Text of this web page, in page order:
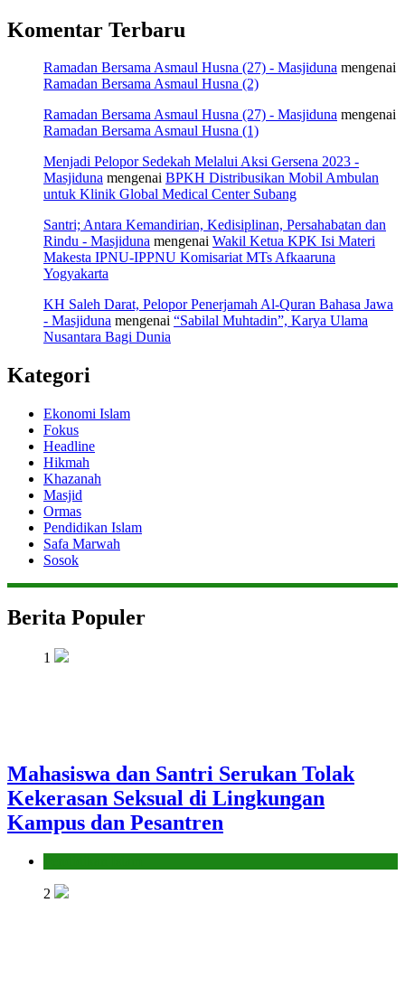
Komentar Terbaru
Ramadan Bersama Asmaul Husna (27) - Masjiduna mengenai
Ramadan Bersama Asmaul Husna (2)
Ramadan Bersama Asmaul Husna (27) - Masjiduna mengenai
Ramadan Bersama Asmaul Husna (1)
Menjadi Pelopor Sedekah Melalui Aksi Gersena 2023 -
Masjiduna mengenai BPKH Distribusikan Mobil Ambulan
untuk Klinik Global Medical Center Subang
Santri; Antara Kemandirian, Kedisiplinan, Persahabatan dan
Rindu - Masjiduna mengenai Wakil Ketua KPK Isi Materi
Makesta IPNU-IPPNU Komisariat MTs Afkaaruna
Yogyakarta
KH Saleh Darat, Pelopor Penerjamah Al-Quran Bahasa Jawa
- Masjiduna mengenai “Sabilal Muhtadin”, Karya Ulama
Nusantara Bagi Dunia
Kategori
Ekonomi Islam
Fokus
Headline
Hikmah
Khazanah
Masjid
Ormas
Pendidikan Islam
Safa Marwah
Sosok
Berita Populer
1
Mahasiswa dan Santri Serukan Tolak
Kekerasan Seksual di Lingkungan
Kampus dan Pesantren
2